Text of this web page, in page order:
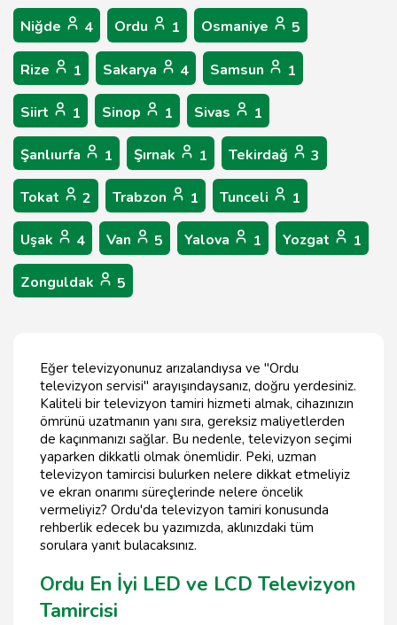
Niğde 4 Ordu 1 Osmaniye 5
Rize 1 Sakarya 4 Samsun 1
Siirt 1 Sinop 1 Sivas 1
Şanlıurfa 1 Şırnak 1 Tekirdağ 3
Tokat 2 Trabzon 1 Tunceli 1
Uşak 4 Van 5 Yalova 1 Yozgat 1
Zonguldak 5
Eğer televizyonunuz arızalandıysa ve "Ordu
televizyon servisi" arayışındaysanız, doğru yerdesiniz.
Kaliteli bir televizyon tamiri hizmeti almak, cihazınızın
ömrünü uzatmanın yanı sıra, gereksiz maliyetlerden
de kaçınmanızı sağlar. Bu nedenle, televizyon seçimi
yaparken dikkatli olmak önemlidir. Peki, uzman
televizyon tamircisi bulurken nelere dikkat etmeliyiz
ve ekran onarımı süreçlerinde nelere öncelik
vermeliyiz? Ordu'da televizyon tamiri konusunda
rehberlik edecek bu yazımızda, aklınızdaki tüm
sorulara yanıt bulacaksınız.
Ordu En İyi LED ve LCD Televizyon
Tamircisi